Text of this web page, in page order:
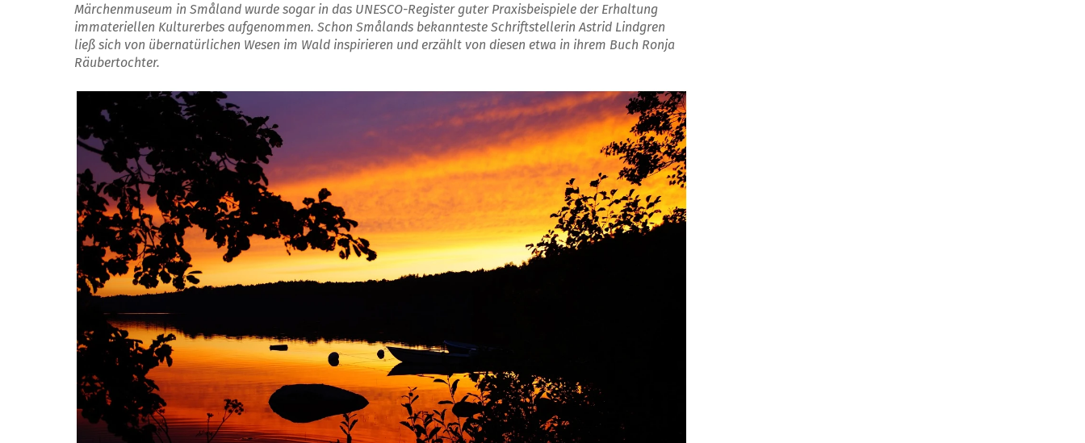
Märchenmuseum in Småland wurde sogar in das UNESCO-Register guter Praxisbeispiele der Erhaltung
immateriellen Kulturerbes aufgenommen. Schon Smålands bekannteste Schriftstellerin Astrid Lindgren
ließ sich von übernatürlichen Wesen im Wald inspirieren und erzählt von diesen etwa in ihrem Buch Ronja
Räubertochter.